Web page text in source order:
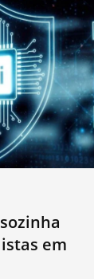
em